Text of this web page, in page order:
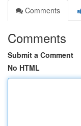
Comments
Comments
Submit a Comment
No HTML